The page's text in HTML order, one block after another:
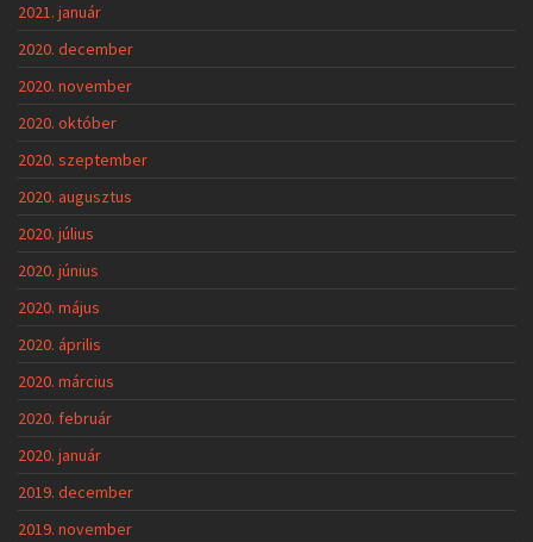
2021. január
2020. december
2020. november
2020. október
2020. szeptember
2020. augusztus
2020. július
2020. június
2020. május
2020. április
2020. március
2020. február
2020. január
2019. december
2019. november